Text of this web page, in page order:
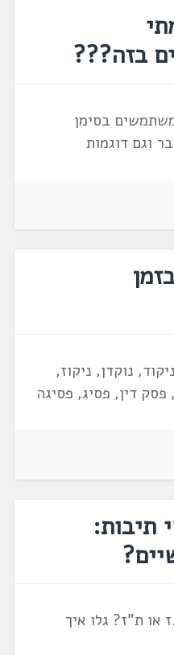
בזה???
בסימן
וגם דוגמות
נוקדן, ניקוז,
דין, פסיג, פסיגה
תיבות:
ת"ז? גלו איך